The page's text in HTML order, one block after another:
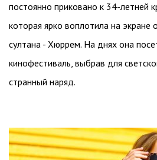
постоянно приковано к 34-летней
которая ярко воплотила на
султана - Хюррем. На днях она
кинофестиваль, выбрав для
странный наряд.